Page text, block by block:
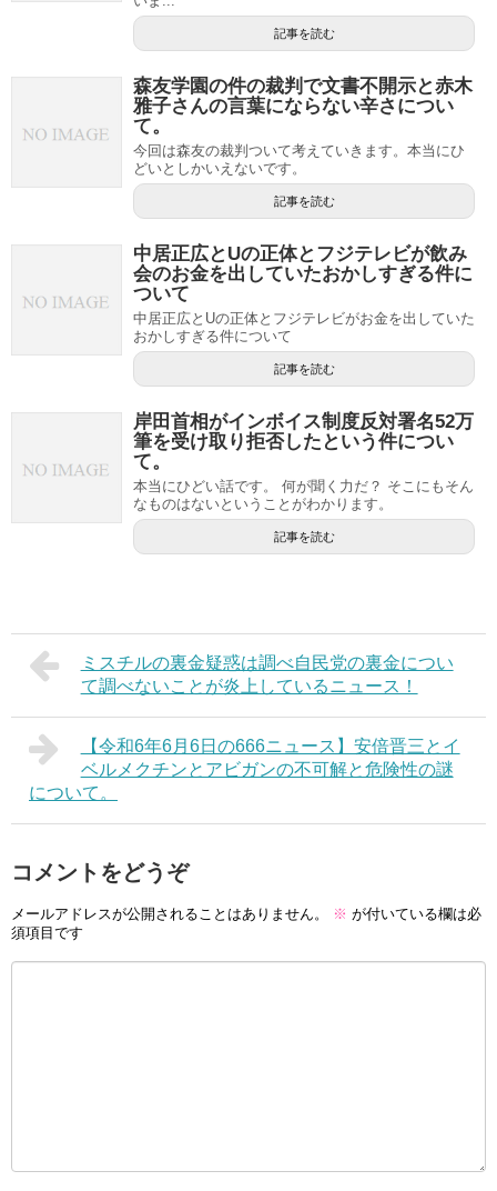
記事を読む
森友学園の件の裁判で文書不開示と赤木
雅子さんの言葉にならない辛さについ
て。
今回は森友の裁判ついて考えていきます。本当にひ
どいとしかいえないです。
記事を読む
中居正広とUの正体とフジテレビが飲み
会のお金を出していたおかしすぎる件に
ついて
中居正広とUの正体とフジテレビがお金を出していた
おかしすぎる件について
記事を読む
岸田首相がインボイス制度反対署名52万
筆を受け取り拒否したという件につい
て。
本当にひどい話です。 何が聞く力だ？ そこにもそん
なものはないということがわかります。
記事を読む
ミスチルの裏金疑惑は調べ自民党の裏金につい
て調べないことが炎上しているニュース！
【令和6年6月6日の666ニュース】安倍晋三とイ
ベルメクチンとアビガンの不可解と危険性の謎
について。
コメントをどうぞ
メールアドレスが公開されることはありません。 ※ が付いている欄は必
須項目です